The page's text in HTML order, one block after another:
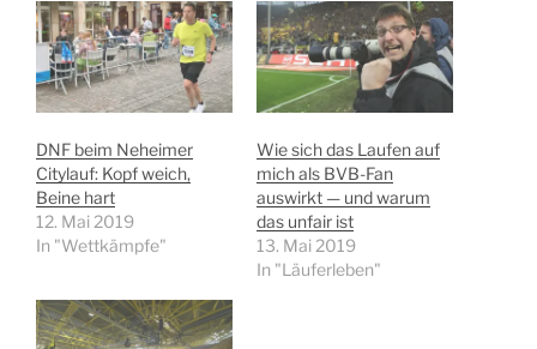
DNF beim Neheimer
Citylauf: Kopf weich,
Beine hart
12. Mai 2019
In "Wettkämpfe"
Wie sich das Laufen auf
mich als BVB-Fan
auswirkt — und warum
das unfair ist
13. Mai 2019
In "Läuferleben"